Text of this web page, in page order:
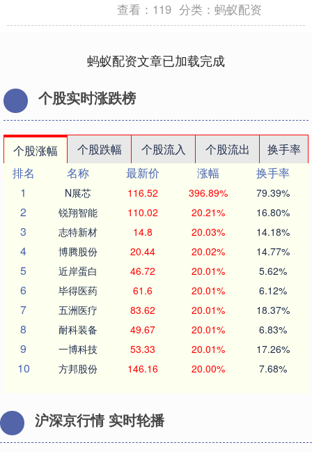
查看： 119 分类：蚂蚁配资
蚂蚁配资文章已加载完成
个股实时涨跌榜
个股涨幅 个股跌幅 个股流入 个股流出
换手率
排名
名称 最新价 涨幅
换手率
1
N展芯 116.52 396.89% 79.39%
2 锐翔智能 110.02 20.21% 16.80%
3 志特新材 14.8 20.03% 14.18%
4 博腾股份 20.44 20.02% 14.77%
5 近岸蛋白 46.72 20.01% 5.62%
6 毕得医药 61.6 20.01% 6.12%
7 五洲医疗 83.62 20.01% 18.37%
8 耐科装备 49.67 20.01% 6.83%
9 一博科技 53.33 20.01% 17.26%
10 方邦股份 146.16 20.00% 7.68%
沪深京行情 实时轮播